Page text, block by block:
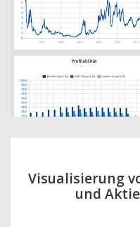
Visualisierung
und